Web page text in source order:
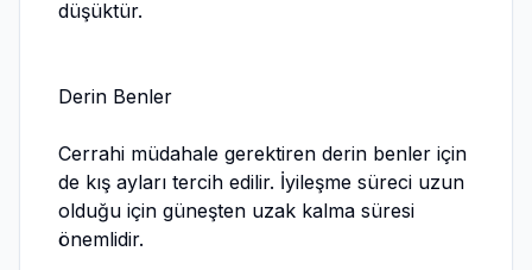
düşüktür.
Derin Benler
Cerrahi müdahale gerektiren derin benler için
de kış ayları tercih edilir. İyileşme süreci uzun
olduğu için güneşten uzak kalma süresi
önemlidir.